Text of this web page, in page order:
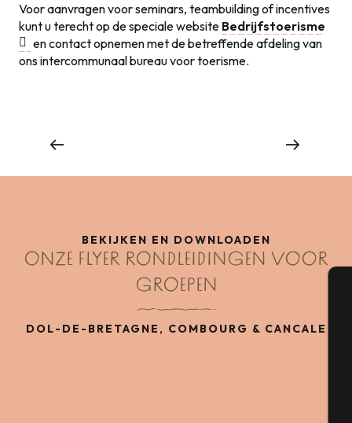
Voor aanvragen voor seminars, teambuilding of incentives
kunt u terecht op de speciale website Bedrijfstoerisme
en contact opnemen met de betreffende afdeling van
ons intercommunaal bureau voor toerisme.
Lees meer over
BEKIJKEN EN DOWNLOADEN
ONZE FLYER RONDLEIDINGEN VOOR
GROEPEN
DOL-DE-BRETAGNE, COMBOURG & CANCALE